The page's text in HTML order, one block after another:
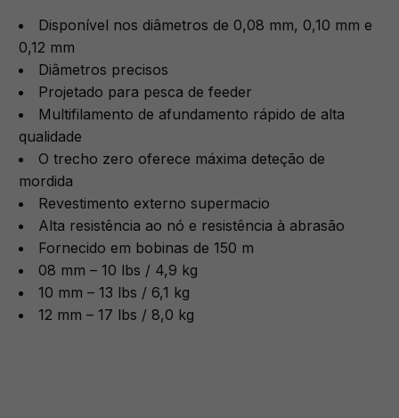
Disponível nos diâmetros de 0,08 mm, 0,10 mm e
0,12 mm
Diâmetros precisos
Projetado para pesca de feeder
Multifilamento de afundamento rápido de alta
qualidade
O trecho zero oferece máxima deteção de
mordida
Revestimento externo supermacio
Alta resistência ao nó e resistência à abrasão
Fornecido em bobinas de 150 m
08 mm – 10 lbs / 4,9 kg
10 mm – 13 lbs / 6,1 kg
12 mm – 17 lbs / 8,0 kg